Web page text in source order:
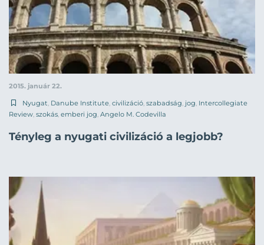
2015. január 22.
Nyugat Danube Institute civilizáció szabadság jog Intercollegiate
Review szokás emberi jog Angelo M. Codevilla
Tényleg a nyugati civilizáció a legjobb?